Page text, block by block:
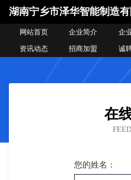
湖南宁乡市泽华智能制造有
网站首页 企业简介 企
资讯动态
招商加盟 诚
在
您的姓名：